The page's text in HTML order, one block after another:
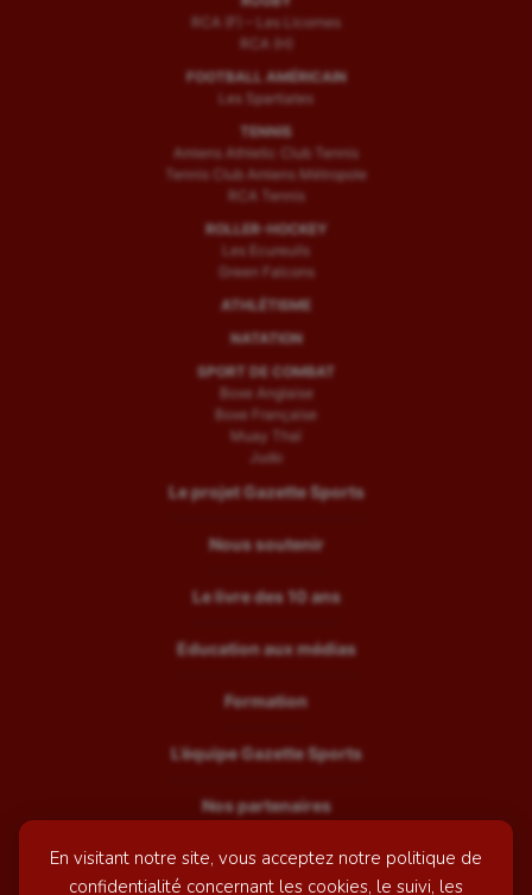
En visitant notre site, vous acceptez notre politique de
confidentialité concernant les cookies, le suivi, les
RCA (F) – Les Licornes
RCA (H)
FOOTBALL AMÉRICAIN
Les Spartiates
TENNIS
Amiens Athletic Club Tennis
Tennis Club Amiens Métropole
RCA Tennis
ROLLER-HOCKEY
Les Ecureuils
Green Falcons
ATHLÉTISME
NATATION
SPORT DE COMBAT
Boxe Anglaise
Boxe Française
Muay Thaï
Judo
Le projet Gazette Sports
Nous soutenir
Le livre des 10 ans
Education aux médias
Formation
L’équipe Gazette Sports
Nos partenaires
Recrutement